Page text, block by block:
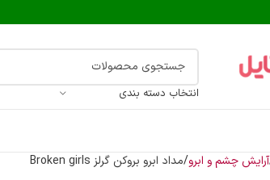
انتخاب دسته بندی
آرایش چشم و ابرو مداد ابرو بروکن گرلز Broken girls